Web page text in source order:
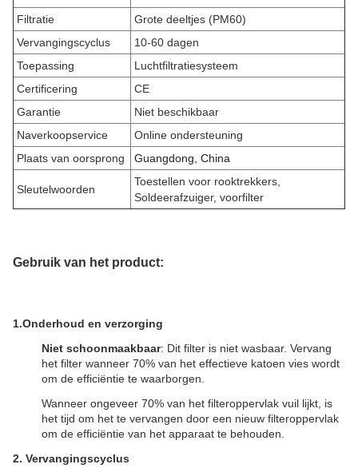
Filtratie
Grote deeltjes (PM60)
Vervangingscyclus
10-60 dagen
Toepassing
Luchtfiltratiesysteem
Certificering
CE
Garantie
Niet beschikbaar
Naverkoopservice
Online ondersteuning
Plaats van oorsprong
Guangdong, China
Sleutelwoorden
Toestellen voor rooktrekkers
Soldeerafzuiger, voorfilter
Gebruik van het product:
1.Onderhoud en verzorging
Niet schoonmaakbaar: Dit filter is niet wasbaar. Vervang
het filter wanneer 70% van het effectieve katoen vies wordt
om de efficiëntie te waarborgen.
Wanneer ongeveer 70% van het filteroppervlak vuil lijkt, is
het tijd om het te vervangen door een nieuw filteroppervlak
om de efficiëntie van het apparaat te behouden.
2. Vervangingscyclus